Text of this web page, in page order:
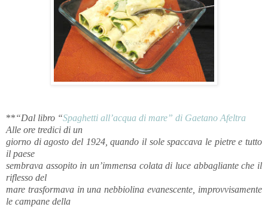
**“Dal libro “Spaghetti all’acqua di mare” di Gaetano Afeltra
Alle ore tredici di un
giorno di agosto del 1924, quando il sole spaccava le pietre e tutto
il paese
sembrava assopito in un’immensa colata di luce abbagliante che il
riflesso del
mare trasformava in una nebbiolina evanescente, improvvisamente
le campane della